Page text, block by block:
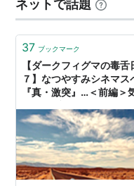
気を思い切り吸い込ん
は一人旅（ソロドライ
ネットで話題
37 ブックマーク
【ダークフィグマの毒舌
７】なつやすみシネマス
『真・激突』…＜前編＞